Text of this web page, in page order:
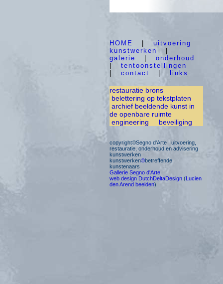
HOME
uitvoering
kunstwerken
galerie
onderhoud
tentoonstellingen
contact links
restauratie brons
belettering op tekstplaten
archief beeldende kunst in
de openbare ruimte
engineering
beveiliging
copyright©Segno d'Arte | uitvoering,
restauratie, onderhoud en advisering
kunstwerken
kunstwerken©betreffende
kunstenaars
Gallerie Segno d'Arte
web design DutchDeltaDesign (Lucien
den Arend beelden)